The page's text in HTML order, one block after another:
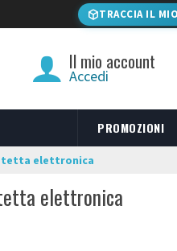
TRACCIA IL
Il mio account
Accedi
PROMOZIONI
elettronica
elettronica